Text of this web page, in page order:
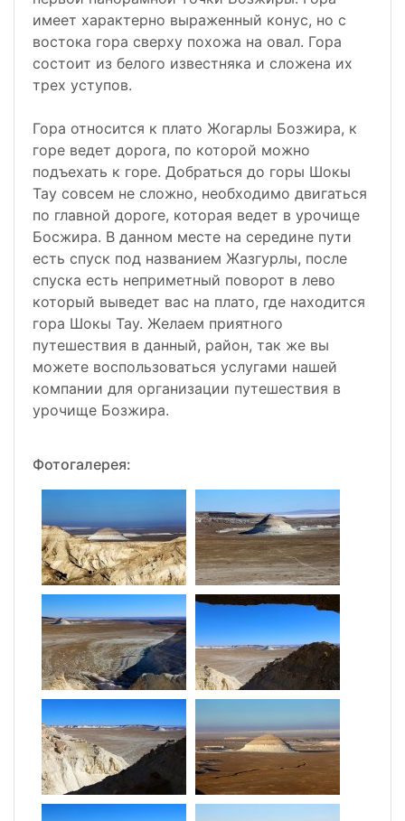
имеет характерно выраженный конус, но с
востока гора сверху похожа на овал. Гора
состоит из белого известняка и сложена их
трех уступов.
Гора относится к плато Жогарлы Бозжира, к
горе ведет дорога, по которой можно
подъехать к горе. Добраться до горы Шокы
Тау совсем не сложно, необходимо двигаться
по главной дороге, которая ведет в урочище
Босжира. В данном месте на середине пути
есть спуск под названием Жазгурлы, после
спуска есть неприметный поворот в лево
который выведет вас на плато, где находится
гора Шокы Тау. Желаем приятного
путешествия в данный, район, так же вы
можете воспользоваться услугами нашей
компании для организации путешествия в
урочище Бозжира.
Фотогалерея: